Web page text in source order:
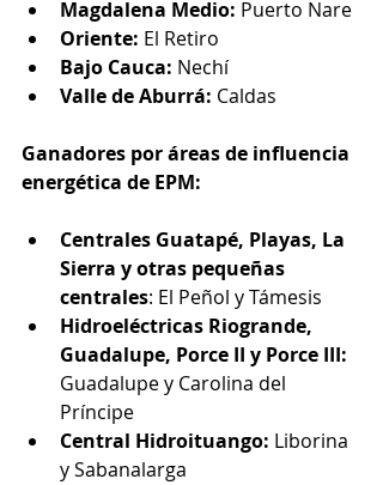
Magdalena Medio: Puerto Nare
Oriente: El Retiro
Bajo Cauca: Nechí
Valle de Aburrá: Caldas
Ganadores por áreas de influencia
energética de EPM:
Centrales Guatapé, Playas, La
Sierra y otras pequeñas
centrales: El Peñol y Támesis
Hidroeléctricas Riogrande,
Guadalupe, Porce II y Porce III:
Guadalupe y Carolina del
Príncipe
Central Hidroituango: Liborina
y Sabanalarga